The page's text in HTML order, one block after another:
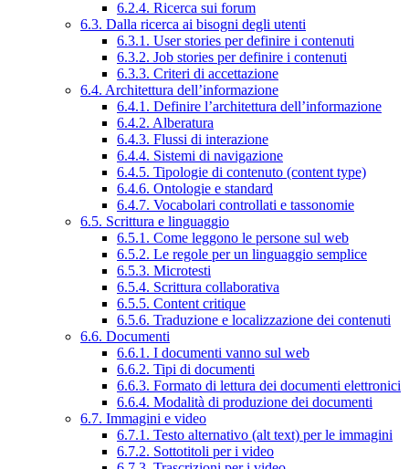
6.2.4. Ricerca sui forum
6.3. Dalla ricerca ai bisogni degli utenti
6.3.1. User stories per definire i contenuti
6.3.2. Job stories per definire i contenuti
6.3.3. Criteri di accettazione
6.4. Architettura dell’informazione
6.4.1. Definire l’architettura dell’informazione
6.4.2. Alberatura
6.4.3. Flussi di interazione
6.4.4. Sistemi di navigazione
6.4.5. Tipologie di contenuto (content type)
6.4.6. Ontologie e standard
6.4.7. Vocabolari controllati e tassonomie
6.5. Scrittura e linguaggio
6.5.1. Come leggono le persone sul web
6.5.2. Le regole per un linguaggio semplice
6.5.3. Microtesti
6.5.4. Scrittura collaborativa
6.5.5. Content critique
6.5.6. Traduzione e localizzazione dei contenuti
6.6. Documenti
6.6.1. I documenti vanno sul web
6.6.2. Tipi di documenti
6.6.3. Formato di lettura dei documenti elettronici
6.6.4. Modalità di produzione dei documenti
6.7. Immagini e video
6.7.1. Testo alternativo (alt text) per le immagini
6.7.2. Sottotitoli per i video